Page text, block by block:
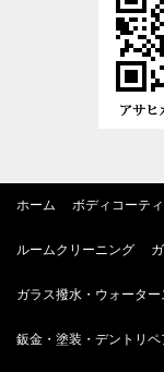
ホーム ボディコーテ
ルームクリーニング
ガラス撥水・ウォータ
鈑金・塗装・デントリペ